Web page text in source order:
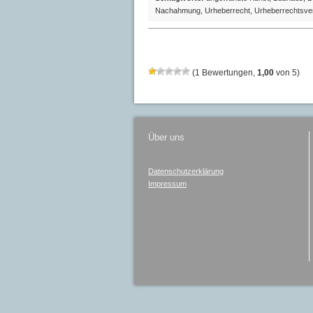
Nachahmung, Urheberrecht,
(1 Bewertungen, 1,00 von 5)
Über uns
Datenschutzerklärung
Impressum